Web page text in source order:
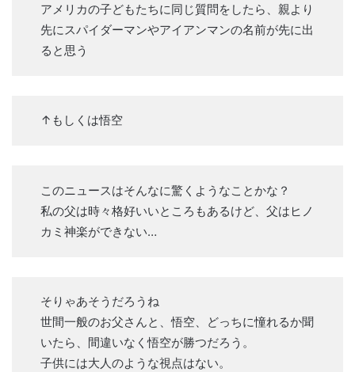
アメリカの子どもたちに同じ質問をしたら、親より
先にスパイダーマンやアイアンマンの名前が先に出
ると思う
↑もしくは悟空
このニュースはそんなに驚くようなことかな？
私の父は時々格好いいところもあるけど、父はヒノ
カミ神楽ができない…
そりゃあそうだろうね
世間一般のお父さんと、悟空、どっちに憧れるか聞
いたら、間違いなく悟空が勝つだろう。
子供には大人のような視点はない。